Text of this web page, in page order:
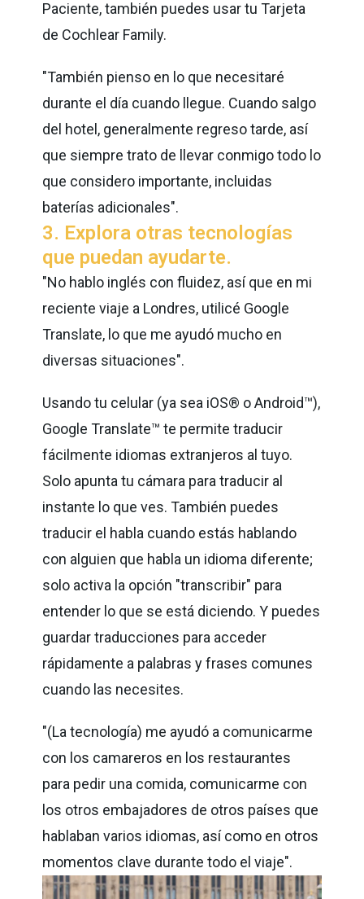
Paciente, también puedes usar tu Tarjeta
de Cochlear Family.
"También pienso en lo que necesitaré
durante el día cuando llegue. Cuando salgo
del hotel, generalmente regreso tarde, así
que siempre trato de llevar conmigo todo lo
que considero importante, incluidas
baterías adicionales".
3. Explora otras tecnologías
que puedan ayudarte.
"No hablo inglés con fluidez, así que en mi
reciente viaje a Londres, utilicé Google
Translate, lo que me ayudó mucho en
diversas situaciones".
Usando tu celular (ya sea iOS® o Android™),
Google Translate™ te permite traducir
fácilmente idiomas extranjeros al tuyo.
Solo apunta tu cámara para traducir al
instante lo que ves. También puedes
traducir el habla cuando estás hablando
con alguien que habla un idioma diferente;
solo activa la opción "transcribir" para
entender lo que se está diciendo. Y puedes
guardar traducciones para acceder
rápidamente a palabras y frases comunes
cuando las necesites.
"(La tecnología) me ayudó a comunicarme
con los camareros en los restaurantes
para pedir una comida, comunicarme con
los otros embajadores de otros países que
hablaban varios idiomas, así como en otros
momentos clave durante todo el viaje".